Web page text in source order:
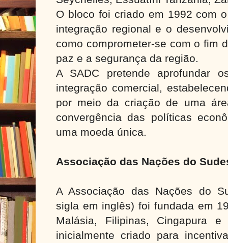
O bloco foi criado em 1992 com
integração regional e o
como comprometer-se com o fim
paz e a segurança da região.
A SADC pretende aprofundar
integração comercial,
por meio da criação de uma
convergência das políticas
uma moeda única.
Associação das Nações do
A Associação das Nações do
sigla em inglês) foi fundada em
Malásia, Filipinas, Cingapura
inicialmente criado para